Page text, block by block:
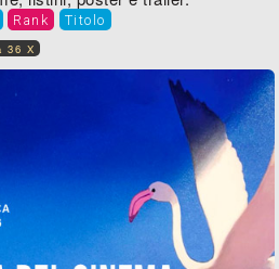
Rank Titolo
36 X